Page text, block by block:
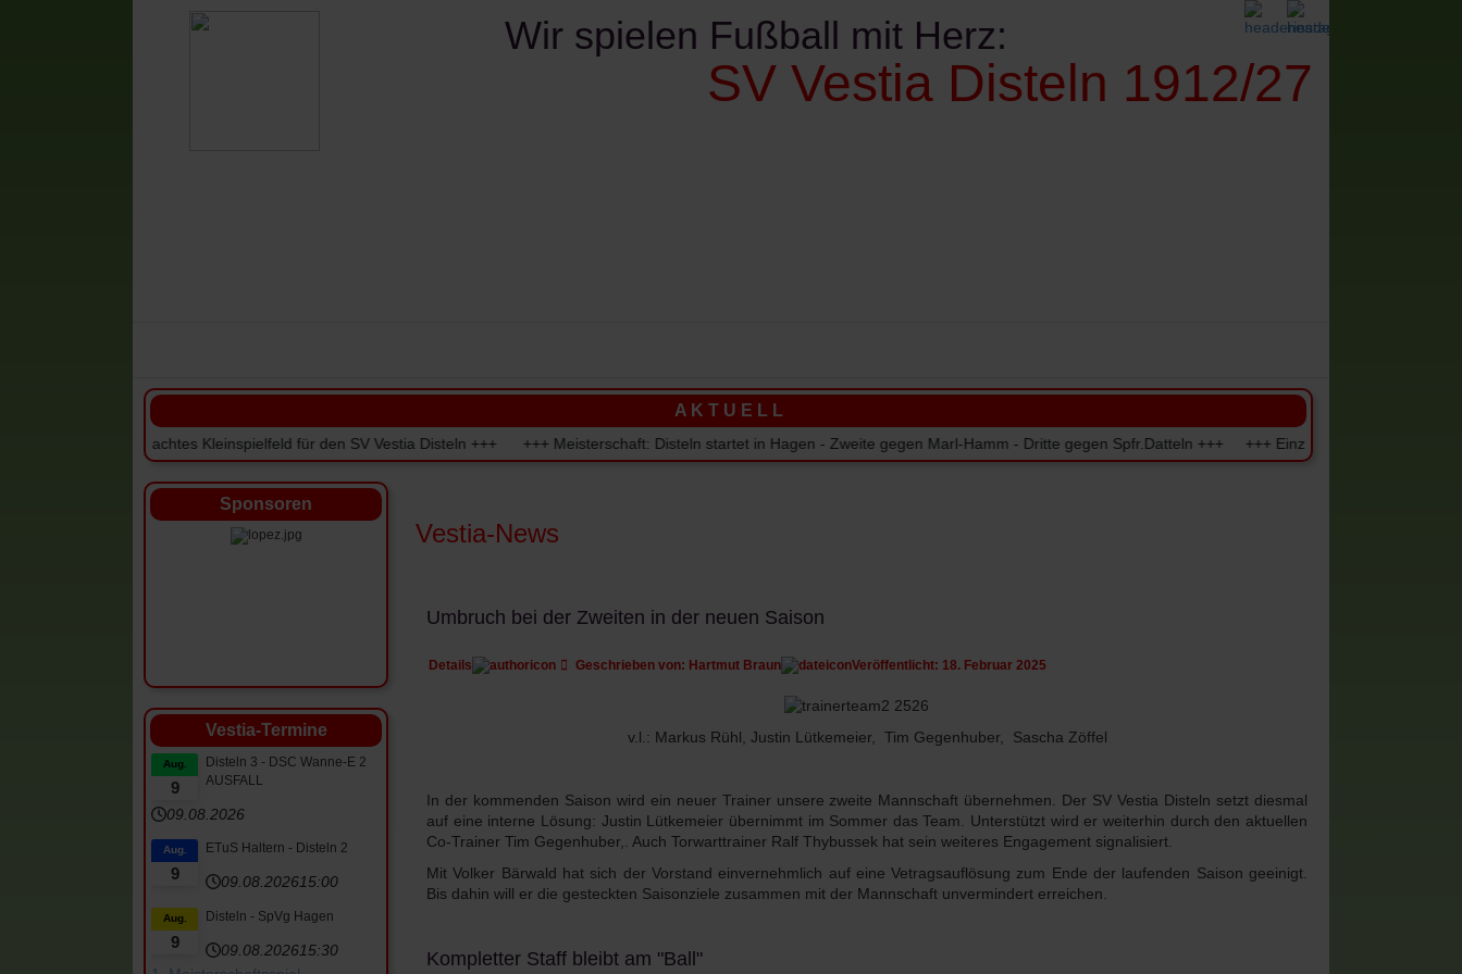
SV Vestia Disteln 1912/27
Wir spielen Fußball mit Herz:
A K T U E L L
Kleinspielfeld für den SV Vestia Disteln +++ +++ Meisterschaft: Disteln startet in Hagen - Zweite gegen Marl-Hamm - Dritte gegen Spfr.Datteln +++ +++ Einzugstermine der Beiträge für
Sponsoren
Vestia-Termine
9
Aug.
Disteln 3 - DSC Wanne-E 2
AUSFALL
09.08.2026
9
Aug. ETuS Haltern - Disteln 2
09.08.202615:00
9
Aug. Disteln - SpVg Hagen
09.08.202615:30
Vestia-News
Umbruch bei der Zweiten in der neuen Saison
Details Geschrieben von: Hartmut Braun Veröffentlicht: 18. Februar 2025
v.l.: Markus Rühl, Justin Lütkemeier, Tim Gegenhuber, Sascha Zöffel
In der kommenden Saison wird ein neuer Trainer unsere zweite Mannschaft übernehmen. Der SV Vestia Disteln setzt diesmal
auf eine interne Lösung: Justin Lütkemeier übernimmt im Sommer das Team. Unterstützt wird er weiterhin durch den aktuellen
Co-Trainer Tim Gegenhuber,. Auch Torwarttrainer Ralf Thybussek hat sein weiteres Engagement signalisiert.
Mit Volker Bärwald hat sich der Vorstand einvernehmlich auf eine Vetragsauflösung zum Ende der laufenden Saison geeinigt.
Bis dahin will er die gesteckten Saisonziele zusammen mit der Mannschaft unvermindert erreichen.
Kompletter Staff bleibt am "Ball"